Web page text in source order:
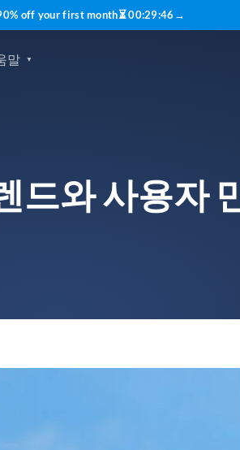
off your first month⏳00:29:45 →
말
드와 사용자